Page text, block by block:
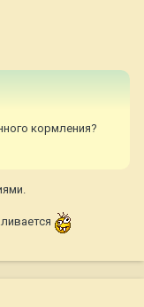
кормления?